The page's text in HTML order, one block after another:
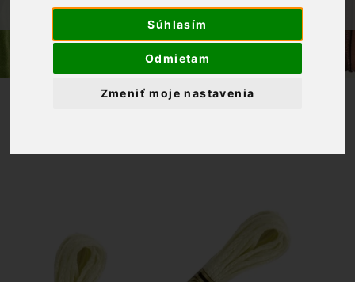
Súhlasím
Odmietam
Zmeniť moje nastavenia
MULINKY NA VYŠÍVANIE DMC 10 - ŽLTÁ